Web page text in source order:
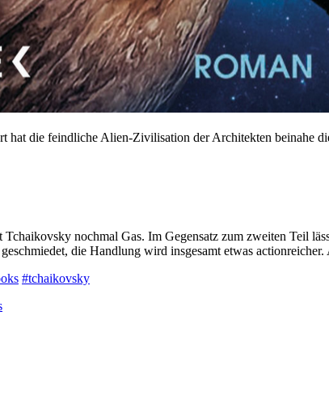
hat die feindliche Alien-Zivilisation der Architekten beinahe
nochmal Gas. Im Gegensatz zum zweiten Teil
die Handlung wird insgesamt etwas
#tchaikovsky